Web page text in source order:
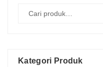
Kategori Produk